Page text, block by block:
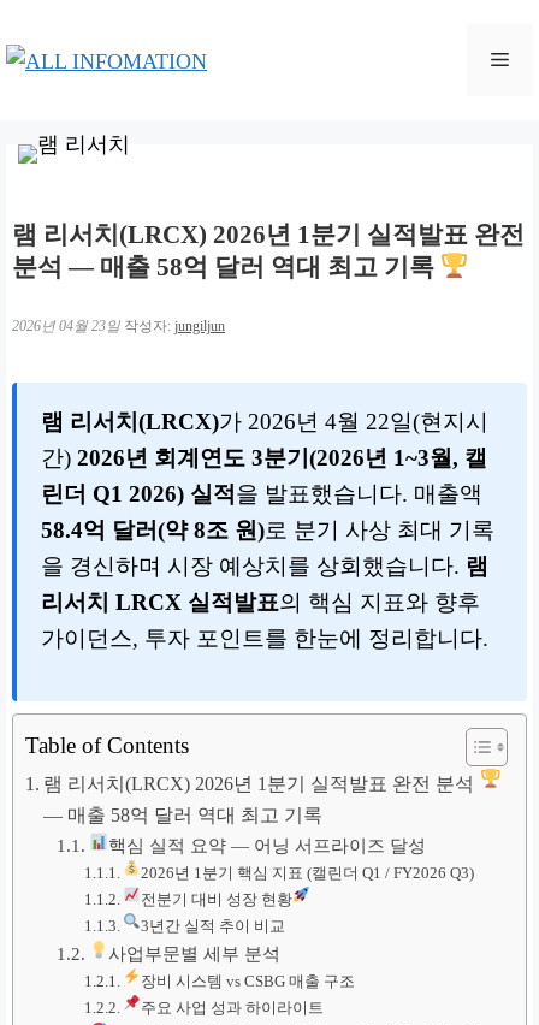
텐
건
뛰
기
메
램 리서치(LRCX) 2026년 1분기 실적발표 완전
분석 — 매출 58억 달러 역대 최고 기록
2026년 04월 23일 작성자: jungiljun
램 리서치(LRCX)가 2026년 4월 22일(현지시
간) 2026년 회계연도 3분기(2026년 1~3월, 캘
린더 Q1 2026) 실적 을 발표했습니다. 매출액
58.4억 달러(약 8조 원)로 분기 사상 최대 기록
을 경신하며 시장 예상치를 상회했습니다. 램
리서치 LRCX 실적발표의 핵심 지표와 향후
가이던스, 투자 포인트를 한눈에 정리합니다.
Table of Contents
램 리서치(LRCX) 2026년 1분기 실적발표 완전 분석
— 매출 58억 달러 역대 최고 기록
핵심 실적 요약 — 어닝 서프라이즈 달성
2026년 1분기 핵심 지표 (캘린더 Q1 / FY2026 Q3)
전분기 대비 성장 현황
3년간 실적 추이 비교
사업부문별 세부 분석
장비 시스템 vs CSBG 매출 구조
주요 사업 성과 하이라이트